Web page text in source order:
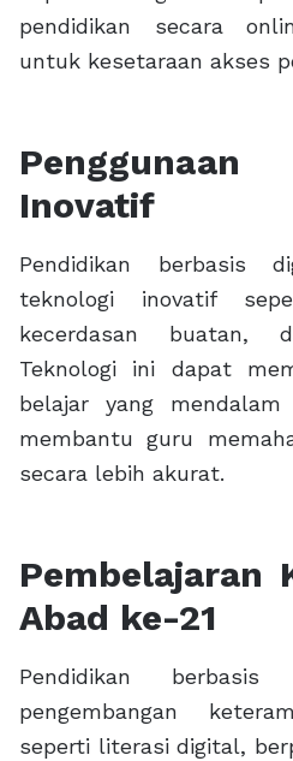
pendidikan secara
untuk kesetaraan akses
Inovatif
Pendidikan berbasis
teknologi inovatif
kecerdasan buatan,
Teknologi ini dapat
belajar yang
membantu guru
secara lebih akurat.
Pembelajaran
Abad ke-21
Pendidikan berbasis
pengembangan
seperti literasi digital,